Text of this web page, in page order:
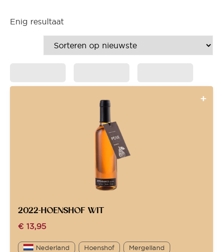
Enig resultaat
2022-HOENSHOF WIT
€ 13,95
Nederland Hoenshof Mergelland